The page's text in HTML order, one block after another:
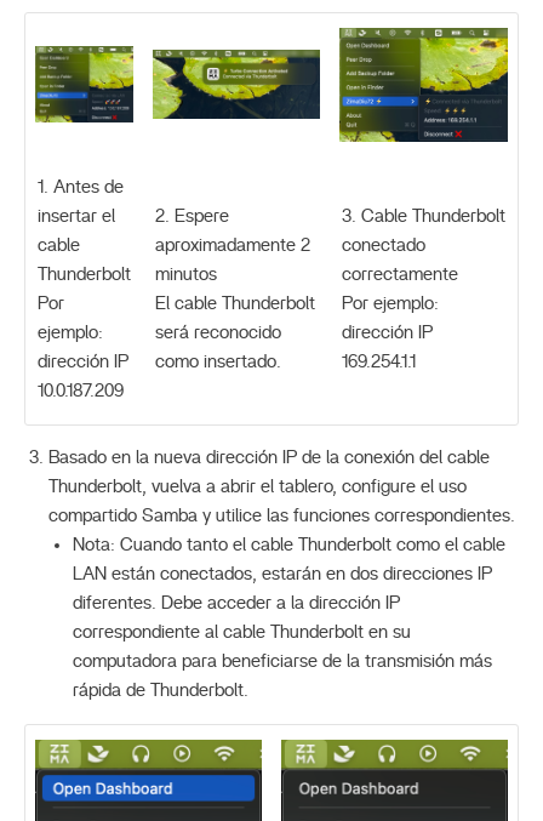
1. Antes de
insertar el
cable
Thunderbolt
Por
ejemplo:
dirección IP
10.0.187.209
2. Espere
aproximadamente 2
minutos
El cable Thunderbolt
será reconocido
como insertado.
3. Cable Thunderbolt
conectado
correctamente
Por ejemplo:
dirección IP
169.254.1.1
Basado en la nueva dirección IP de la conexión del cable
Thunderbolt, vuelva a abrir el tablero, configure el uso
compartido Samba y utilice las funciones correspondientes.
Nota: Cuando tanto el cable Thunderbolt como el cable
LAN están conectados, estarán en dos direcciones IP
diferentes. Debe acceder a la dirección IP
correspondiente al cable Thunderbolt en su
computadora para beneficiarse de la transmisión más
rápida de Thunderbolt.